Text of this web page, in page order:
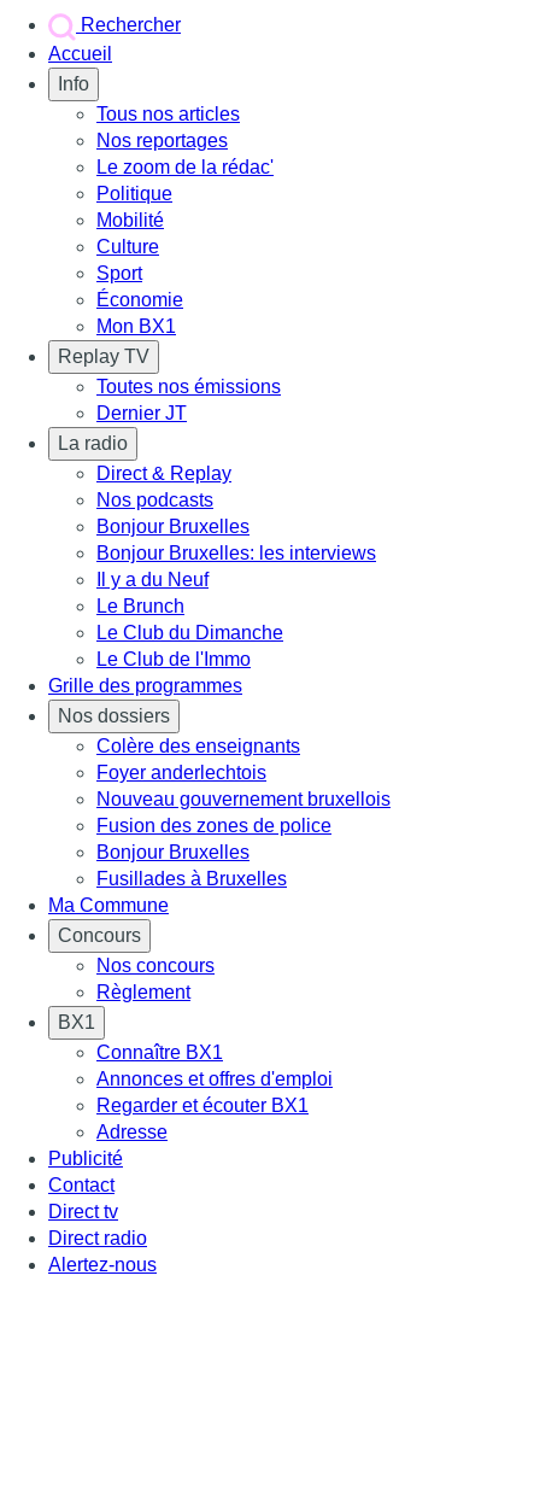
Rechercher
Accueil
Info
Tous nos articles
Nos reportages
Le zoom de la rédac'
Politique
Mobilité
Culture
Sport
Économie
Mon BX1
Replay TV
Toutes nos émissions
Dernier JT
La radio
Direct & Replay
Nos podcasts
Bonjour Bruxelles
Bonjour Bruxelles: les interviews
Il y a du Neuf
Le Brunch
Le Club du Dimanche
Le Club de l'Immo
Grille des programmes
Nos dossiers
Colère des enseignants
Foyer anderlechtois
Nouveau gouvernement bruxellois
Fusion des zones de police
Bonjour Bruxelles
Fusillades à Bruxelles
Ma Commune
Concours
Nos concours
Règlement
BX1
Connaître BX1
Annonces et offres d'emploi
Regarder et écouter BX1
Adresse
Publicité
Contact
Direct tv
Direct radio
Alertez-nous